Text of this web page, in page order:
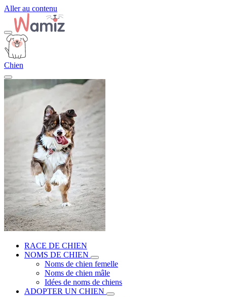
Aller au contenu
Chien
RACE DE CHIEN
NOMS DE CHIEN
Noms de chien femelle
Noms de chien mâle
Idées de noms de chiens
ADOPTER UN CHIEN